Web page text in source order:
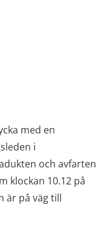
med en
i
och avfarten
klockan 10.12 på
är på väg till